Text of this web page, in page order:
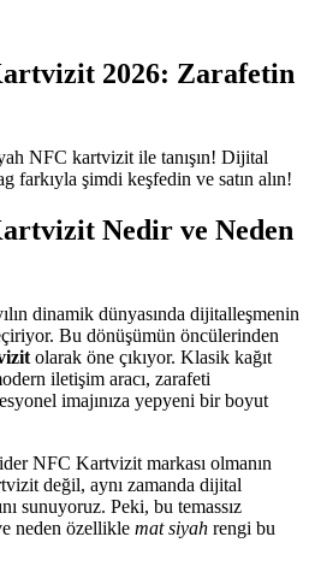
2026: Zarafetin
NFC kartvizit ile tanışın! Dijital
farkıyla şimdi keşfedin ve satın alın!
Nedir ve Neden
dinamik dünyasında dijitalleşmenin
Bu dönüşümün öncülerinden
olarak öne çıkıyor. Klasik kağıt
iletişim aracı, zarafeti
imajınıza yepyeni bir boyut
NFC Kartvizit markası olmanın
değil, aynı zamanda dijital
sunuyoruz. Peki, bu temassız
neden özellikle mat siyah rengi bu